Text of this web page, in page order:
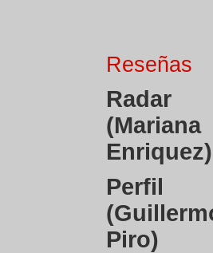
Reseñas
Radar
(Mariana
Enriquez)
Perfil
Piro)